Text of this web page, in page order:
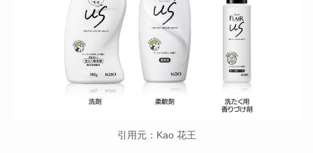
引用元：Kao 花王